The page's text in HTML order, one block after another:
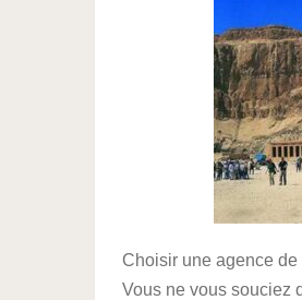
Choisir une agence de
Vous ne vous souciez